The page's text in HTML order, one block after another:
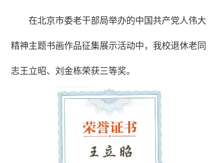
在北京市委老干部局举办的中国共产党人伟大
精神主题书画作品征集展示活动中，我校退休老同
志王立昭、刘金栋荣获三等奖。